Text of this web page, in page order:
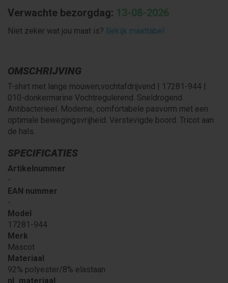
Verwachte bezorgdag: 13-08-2026
Niet zeker wat jou maat is? Bekijk maattabel
OMSCHRIJVING
T-shirt met lange mouwen,vochtafdrijvend | 17281-944 |
010-donkermarine Vochtregulerend. Sneldrogend.
Antibacterieel. Moderne, comfortabele pasvorm met een
optimale bewegingsvrijheid. Verstevigde boord. Tricot aan
de hals.
SPECIFICATIES
Artikelnummer
-
EAN nummer
-
Model
17281-944
Merk
Mascot
Materiaal
92% polyester/8% elastaan
nl_materiaal